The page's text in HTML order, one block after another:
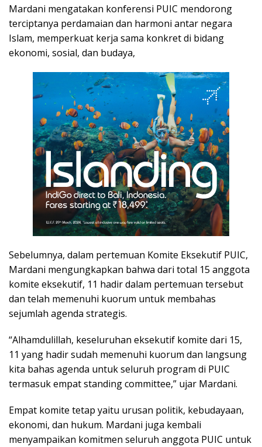
Mardani mengatakan konferensi PUIC mendorong
terciptanya perdamaian dan harmoni antar negara
Islam, memperkuat kerja sama konkret di bidang
ekonomi, sosial, dan budaya,
Sebelumnya, dalam pertemuan Komite Eksekutif PUIC,
Mardani mengungkapkan bahwa dari total 15 anggota
komite eksekutif, 11 hadir dalam pertemuan tersebut
dan telah memenuhi kuorum untuk membahas
sejumlah agenda strategis.
“Alhamdulillah, keseluruhan eksekutif komite dari 15,
11 yang hadir sudah memenuhi kuorum dan langsung
kita bahas agenda untuk seluruh program di PUIC
termasuk empat standing committee,” ujar Mardani.
Empat komite tetap yaitu urusan politik, kebudayaan,
ekonomi, dan hukum. Mardani juga kembali
menyampaikan komitmen seluruh anggota PUIC untuk